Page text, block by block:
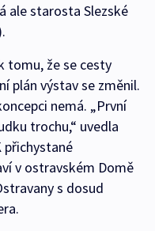
ale starosta Slezské
tomu, že se cesty
plán výstav se změnil.
nemá. „První
trochu,“ uvedla
přichystané
v ostravském Domě
s dosud